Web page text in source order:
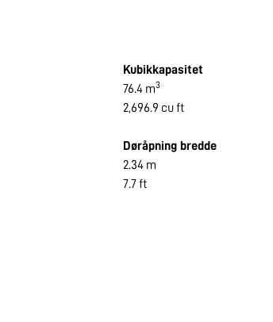
Kubikkapasitet
76.4 m3
2,696.9 cu ft
Døråpning bredde
2.34 m
7.7 ft